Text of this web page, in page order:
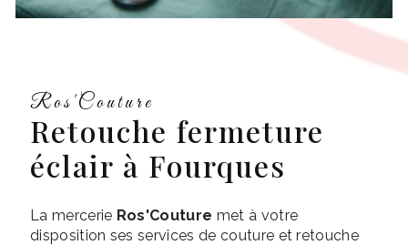
Ros'Couture
retouche fermeture
éclair à Fourques
La mercerie Ros'Couture met à votre
disposition ses services de couture et retouche